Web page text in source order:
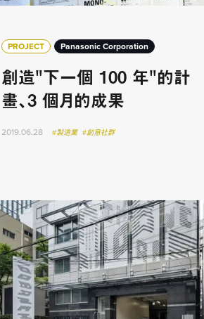
PROJECT Panasonic Corporation
創造"下一個 100 年"的計
畫、3 個月的成果
2019.06.28 #製造業 #創意社群